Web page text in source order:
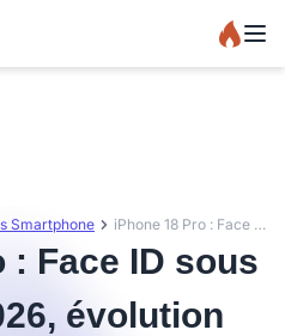
Smartphone iPhone 18 Pro : Face ID sous l’écran dès 2026, évolution majeure du design confirmée
: Face ID sous
évolution